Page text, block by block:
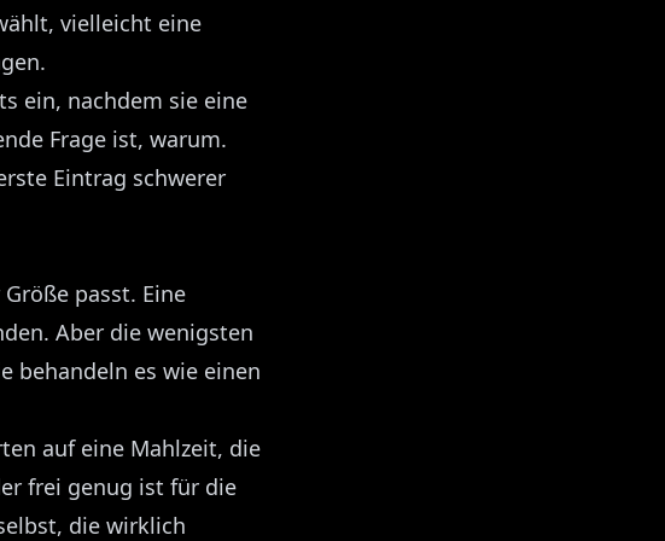
vielleicht eine
ein, nachdem sie eine
Frage ist, warum.
Eintrag schwerer
passt. Eine
Aber die wenigsten
behandeln es wie einen
auf eine Mahlzeit, die
frei genug ist für die
die wirklich